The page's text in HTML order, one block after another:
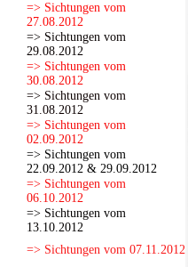
=> Sichtungen vom
27.08.2012
=> Sichtungen vom
29.08.2012
=> Sichtungen vom
30.08.2012
=> Sichtungen vom
31.08.2012
=> Sichtungen vom
02.09.2012
=> Sichtungen vom
22.09.2012 & 29.09.2012
=> Sichtungen vom
06.10.2012
=> Sichtungen vom
13.10.2012
=> Sichtungen vom 07.11.2012